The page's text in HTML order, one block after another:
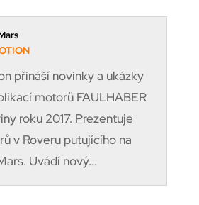
přináší novinky a ukázky
motorů FAULHABER
roku 2017. Prezentuje
v Roveru putujícího na
Uvádí nový...